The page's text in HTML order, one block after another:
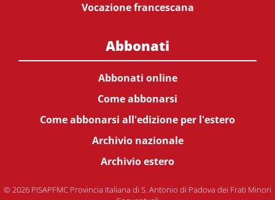
Vocazione francescana
Abbonati
Abbonati online
Come abbonarsi
Come abbonarsi all'edizione per l'estero
Archivio nazionale
Archivio estero
© 2026 PISAPFMC Provincia Italiana di S. Antonio di Padova dei Frati Minori